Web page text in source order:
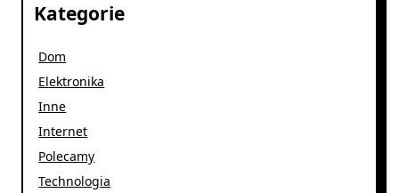
Kategorie
Dom
Elektronika
Inne
Internet
Polecamy
Technologia